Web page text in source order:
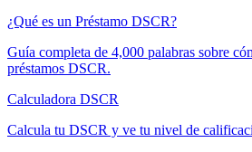
¿Qué es un Préstamo DSCR?
Guía completa de 4,000 palabras sobre
préstamos DSCR.
Calculadora DSCR
Calcula tu DSCR y ve tu nivel de